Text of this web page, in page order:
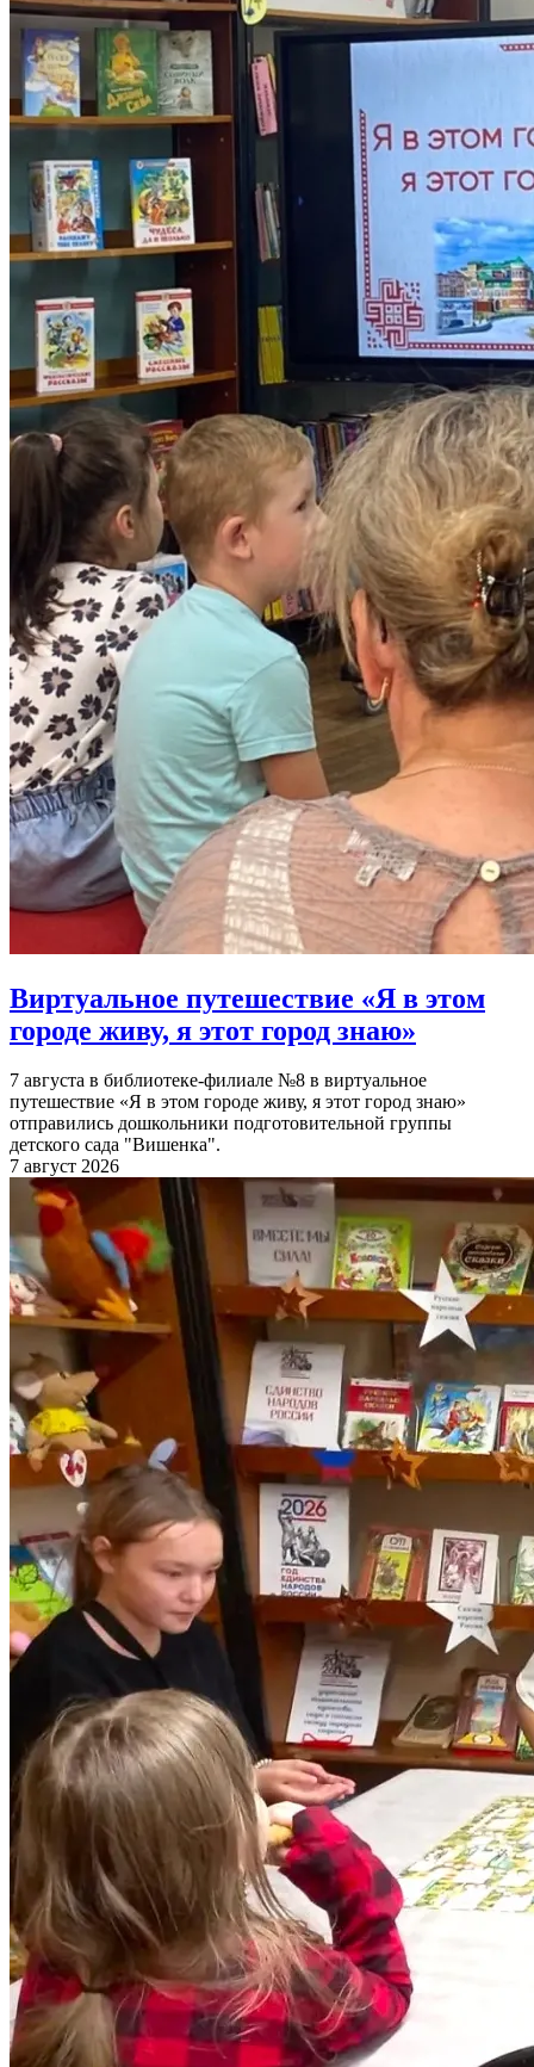
Виртуальное путешествие «Я в этом
городе живу, я этот город знаю»
7 августа в библиотеке-филиале №8 в виртуальное
путешествие «Я в этом городе живу, я этот город знаю»
отправились дошкольники подготовительной группы
детского сада "Вишенка".
7 август 2026